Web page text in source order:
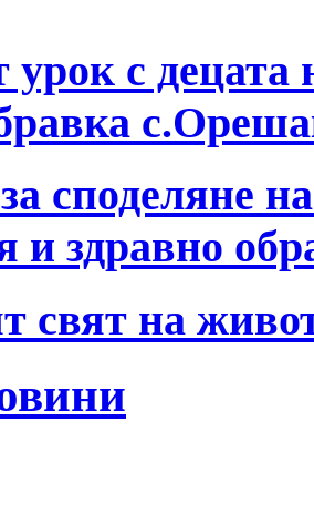
с децата
споделяне
и здравно
свят на